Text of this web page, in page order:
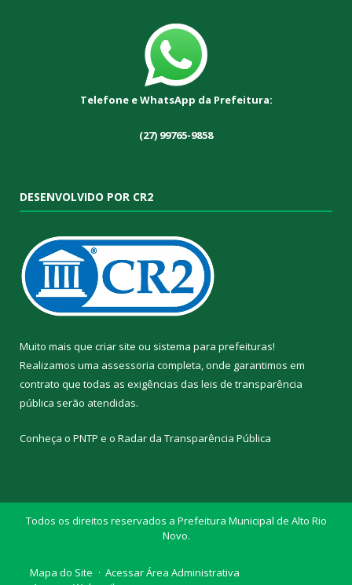
Telefone e WhatsApp da Prefeitura:
(27) 99765-9858
DESENVOLVIDO POR CR2
Muito mais que criar site ou sistema para prefeituras!
Realizamos uma assessoria completa, onde garantimos em
contrato que todas as exigências das leis de transparência
pública serão atendidas.
Conheça o PNTP e o Radar da Transparência Pública
Todos os direitos reservados a Prefeitura Municipal de Alto Rio
Novo.
Mapa do Site
Acessar Área Administrativa